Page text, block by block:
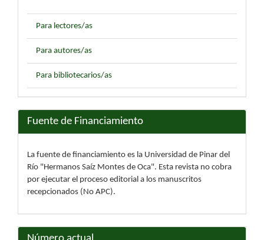
Para lectores/as
Para autores/as
Para bibliotecarios/as
Fuente de Financiamiento
La fuente de financiamiento es la Universidad de Pinar del
Río "Hermanos Saíz Montes de Oca". Esta revista no cobra
por ejecutar el proceso editorial a los manuscritos
recepcionados (No APC).